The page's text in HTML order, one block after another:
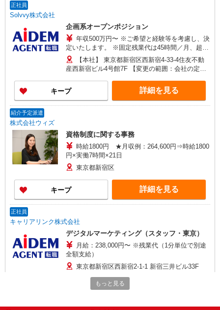
正社員
Solvvy株式会社
企画系オープンポジション
年収500万円〜 ※ご希望と経験等を考慮し、決
定いたします。 ※固定残業代は45時間／月、超過
分については別途支給いたします。
【本社】 東京都新宿区西新宿4-33-4住友不動
産西新宿ビル4号館7F 【変更の範囲：会社の定め
キープ 詳細を見る
紹介予定派遣
株式会社ウィズ
資格制度に関する事務
時給1800円 ★月収例：264,600円⇒時給1800
円×実働7時間×21日
東京都新宿区
キープ 詳細を見る
正社員
キャリアリンク株式会社
デジタルマーケティング（スタッフ・東京）
月給：238,000円〜 ※残業代（1分単位で別途
全額支給）
東京都新宿区西新宿2-1-1 新宿三井ビル33F
【変更の範囲：会社の定める場所】
もっと見る